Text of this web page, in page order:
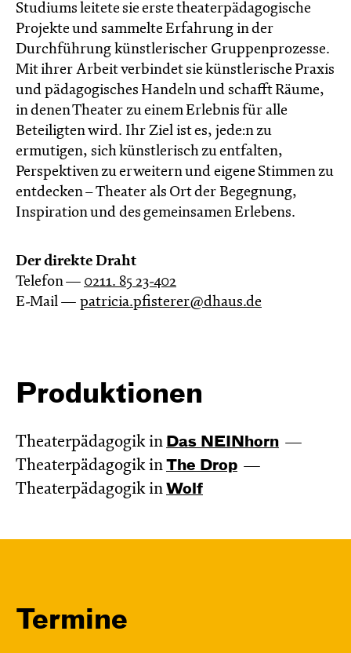
Studiums leitete sie erste theaterpädagogische
Projekte und sammelte Erfahrung in der
Durchführung künstlerischer Gruppenprozesse.
Mit ihrer Arbeit verbindet sie künstlerische Praxis
und pädagogisches Handeln und schafft Räume,
in denen Theater zu einem Erlebnis für alle
Beteiligten wird. Ihr Ziel ist es, jede:n zu
ermutigen, sich künstlerisch zu entfalten,
Perspektiven zu erweitern und eigene Stimmen zu
entdecken – Theater als Ort der Begegnung,
Inspiration und des gemeinsamen Erlebens.
Der direkte Draht
Telefon — 0211. 85 23-402
E-Mail — patricia.pfisterer@dhaus.de
Produktionen
Theaterpädagogik in Das NEIN­horn
Theaterpädagogik in The Drop
Theaterpädagogik in Wolf
Termine